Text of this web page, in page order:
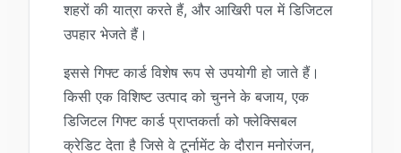
शहरों की यात्रा करते हैं, और आखिरी पल में डिजिटल
उपहार भेजते हैं।
इससे गिफ्ट कार्ड विशेष रूप से उपयोगी हो जाते हैं।
किसी एक विशिष्ट उत्पाद को चुनने के बजाय, एक
डिजिटल गिफ्ट कार्ड प्राप्तकर्ता को फ्लेक्सिबल
क्रेडिट देता है जिसे वे टूर्नामेंट के दौरान मनोरंजन,